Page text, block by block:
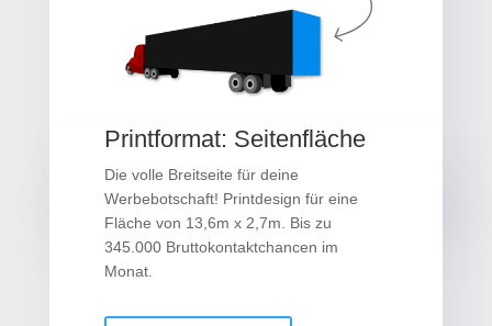
Printformat: Seitenfläche
Die volle Breitseite für deine
Werbebotschaft! Printdesign für eine
Fläche von 13,6m x 2,7m. Bis zu
345.000 Bruttokontaktchancen im
Monat.